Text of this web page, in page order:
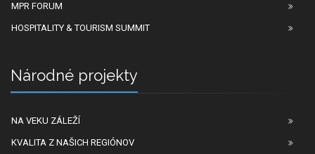
MPR FORUM
HOSPITALITY & TOURISM SUMMIT
Národné projekty
NA VEKU ZÁLEŽÍ
KVALITA Z NAŠICH REGIÓNOV